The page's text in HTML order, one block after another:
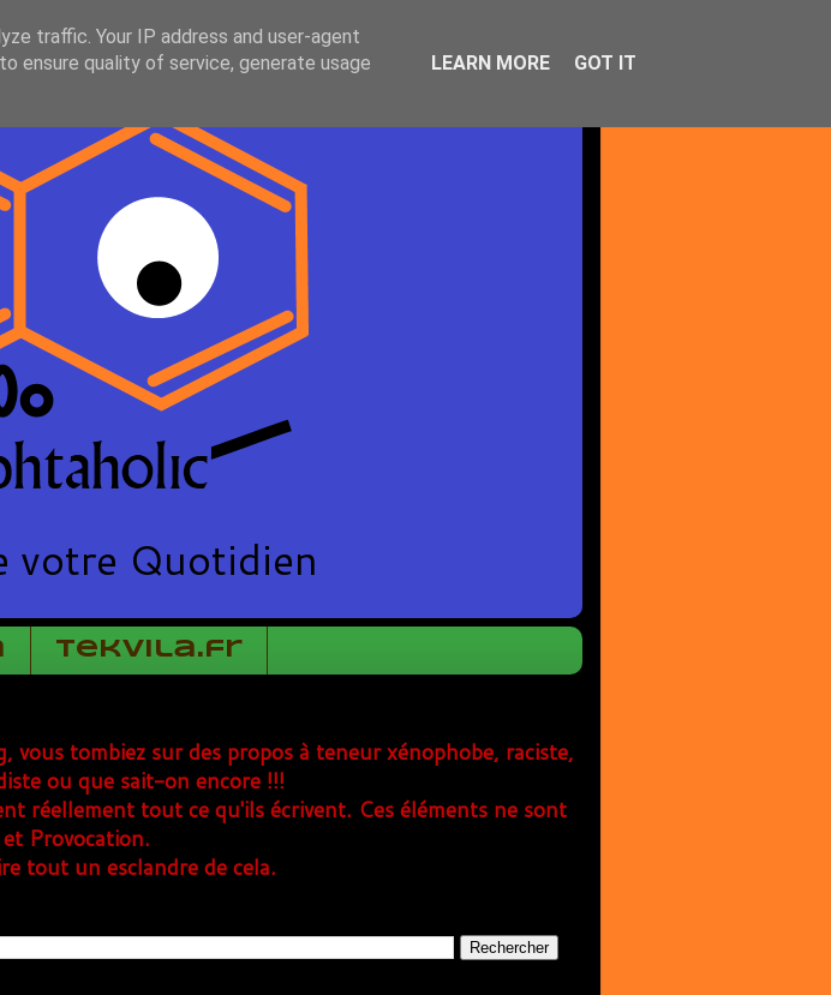
votre Quotidien
TekVila.fr
tombiez sur des propos à teneur xénophobe, raciste,
ou que sait-on encore !!!
réellement tout ce qu'ils écrivent. Ces éléments ne sont
Provocation.
tout un esclandre de cela.
traffic. Your IP address and user-agent
ensure quality of service, generate usage
LEARN MORE GOT IT